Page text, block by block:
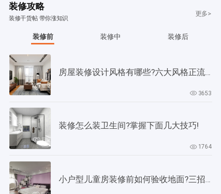
装修攻略
装修干货帖 带你涨知识
更多>
装修前 装修中 装修后
房屋装修设计风格有哪些?六大风格正流行!
3653
装修怎么装卫生间?掌握下面几大技巧!
1764